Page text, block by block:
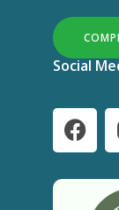
Social